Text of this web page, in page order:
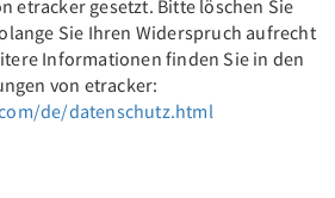
etracker gesetzt. Bitte löschen Sie
Sie Ihren Widerspruch aufrecht
Informationen finden Sie in den
von etracker:
de/datenschutz.html